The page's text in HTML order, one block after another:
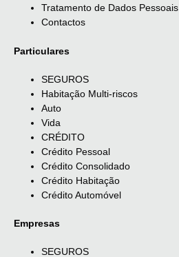
Tratamento de Dados Pessoais
Contactos
Particulares
SEGUROS
Habitação Multi-riscos
Auto
Vida
CRÉDITO
Crédito Pessoal
Crédito Consolidado
Crédito Habitação
Crédito Automóvel
Empresas
SEGUROS